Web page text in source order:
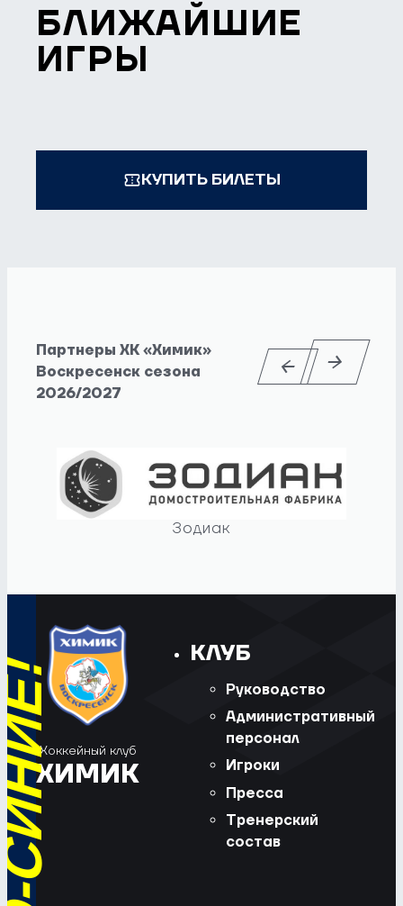
БЛИЖАЙШИЕ
ИГРЫ
КУПИТЬ БИЛЕТЫ
Партнеры ХК «Химик»
Воскресенск сезона
2026/2027
Зодиак
Хоккейный клуб
ХИМИК
КЛУБ
Руководство
Административный
персонал
Игроки
Пресса
Тренерский
состав